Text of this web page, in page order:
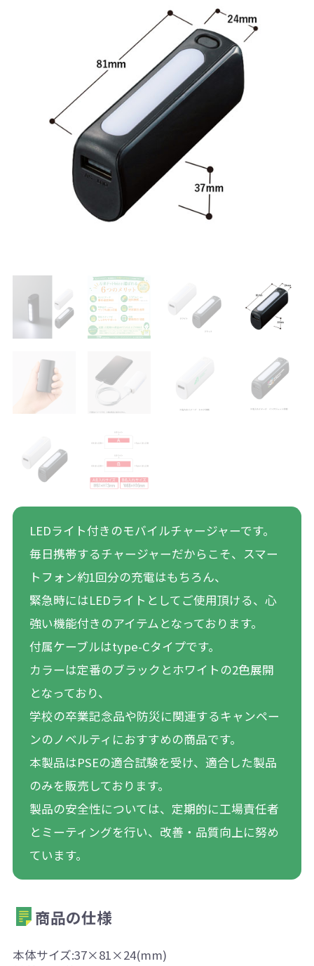
LEDライト付きのモバイルチャージャーです。
毎日携帯するチャージャーだからこそ、スマー
トフォン約1回分の充電はもちろん、
緊急時にはLEDライトとしてご使用頂ける、心
強い機能付きのアイテムとなっております。
付属ケーブルはtype-Cタイプです。
カラーは定番のブラックとホワイトの2色展開
となっており、
学校の卒業記念品や防災に関連するキャンペー
ンのノベルティにおすすめの商品です。
本製品はPSEの適合試験を受け、適合した製品
のみを販売しております。
製品の安全性については、定期的に工場責任者
とミーティングを行い、改善・品質向上に努め
ています。
商品の仕様
本体サイズ:37×81×24(mm)